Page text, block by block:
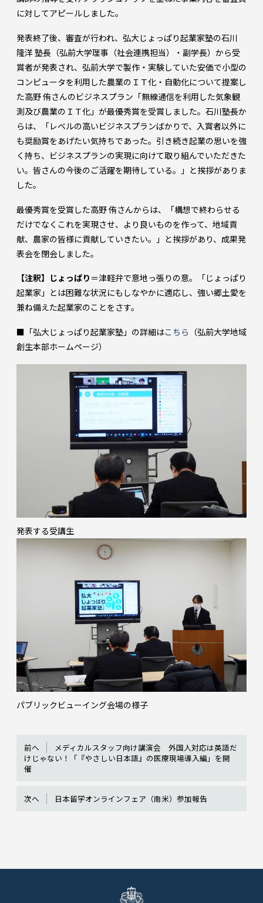
に対してアピールしました。
発表終了後、審査が行われ、弘大じょっぱり起業家塾の石川
隆洋 塾長（弘前大学理事（社会連携担当）・副学長）から受
賞者が発表され、弘前大学で製作・実験していた安価で小型の
コンピュータを利用した農業のＩＴ化・自動化について提案し
た高野 侑さんのビジネスプラン「無線通信を利用した気象観
測及び農業のＩＴ化」が最優秀賞を受賞しました。石川塾長か
らは、「レベルの高いビジネスプランばかりで、入賞者以外に
も奨励賞をあげたい気持ちであった。引き続き起業の思いを強
く持ち、ビジネスプランの実現に向けて取り組んでいただきた
い。皆さんの今後のご活躍を期待している。」と挨拶がありま
した。
最優秀賞を受賞した高野 侑さんからは、「構想で終わらせる
だけでなくこれを実現させ、より良いものを作って、地域貢
献、農家の皆様に貢献していきたい。」と挨拶があり、成果発
表会を閉会しました。
【注釈】じょっぱり ＝津軽弁で意地っ張りの意。「じょっぱり
起業家」とは困難な状況にもしなやかに適応し、強い郷土愛を
兼ね備えた起業家のことをさす。
■「弘大じょっぱり起業家塾」の詳細はこちら （弘前大学地域
創生本部ホームページ）
発表する受講生
パブリックビューイング会場の様子
前へ
メディカルスタッフ向け講演会 外国人対応は英語だ
けじゃない！「『やさしい日本語』の医療現場導入編」を開
催
次へ 日本留学オンラインフェア（南米）参加報告